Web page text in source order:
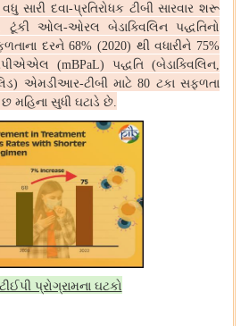
સારી દવા-પ્રતિરોધક ટીબી સારવાર શરૂ
ટૂંકી ઓલ-ઓરલ બેડાક્વિલિન પદ્ધતિનો
દરને68% (2020) થી વધારીને 75%
(mBPaL) પદ્ધતિ (બેડાક્વિલિન,
) એમડીઆર-ટીબી માટે80 ટકા સફળતા
મહિના સુધી ઘટાડે છે.
પ્રોગ્રામના ઘટકો